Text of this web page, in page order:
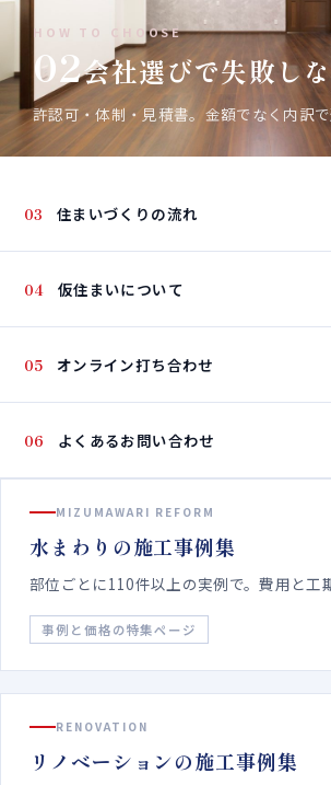
HOW TO CHOOSE
02会社選びで失敗し
許認可・体制・見積書。金額でなく内訳で
03 住まいづくりの流れ
04 仮住まいについて
05 オンライン打ち合わせ
06 よくあるお問い合わせ
MIZUMAWARI REFORM
水まわりの施工事例集
部位ごとに110件以上の実例で。費用と工
事例と価格の特集ページ
RENOVATION
リノベーションの施工事例集